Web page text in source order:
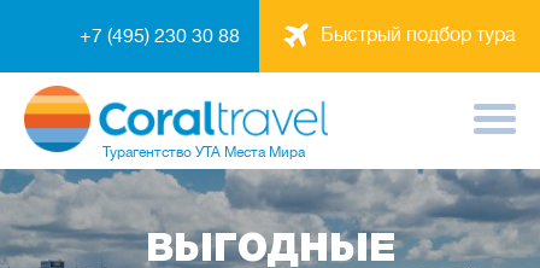
Быстрый подбор тура
+7 (495) 230 30 88
Турагентство УТА Места Мира
ВЫГОДНЫЕ